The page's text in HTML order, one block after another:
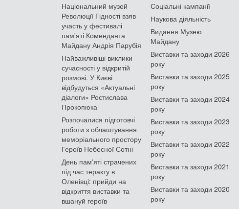
Національний музей
Революції Гідності взяв
участь у фестивалі
пам'яті Коменданта
Майдану Андрія Парубія
Найважливіші виклики
сучасності у відкритій
розмові. У Києві
відбудуться «Актуальні
діалоги» Ростислава
Прокопюка
Розпочалися підготовчі
роботи з облаштування
меморіального простору
Героїв Небесної Сотні
День памʼяті страчених
під час теракту в
Оленівці: прийди на
відкриття виставки та
вшануй героїв
Соціальні кампанії
Наукова діяльність
Видання Музею
Майдану
Виставки та заходи 2026
року
Виставки та заходи 2025
року
Виставки та заходи 2024
року
Виставки та заходи 2023
року
Виставки та заходи 2022
року
Виставки та заходи 2021
року
Виставки та заходи 2020
року